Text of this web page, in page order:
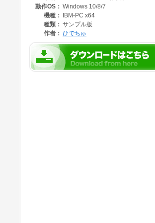
人類とバグとの厳しい争いが繰り広げられる。
◆ゲームシステム
生活に欠かせないエネルギーの回収時、また
『ミッションクリア』を目指すのがゲームの主
【キャリー】
エネルギーの回収や、味方の運搬を行います。
動作OS： Windows 10/8/7
機種：
IBM-PC x64
種類： サンプル版
作者： ひでちゅ